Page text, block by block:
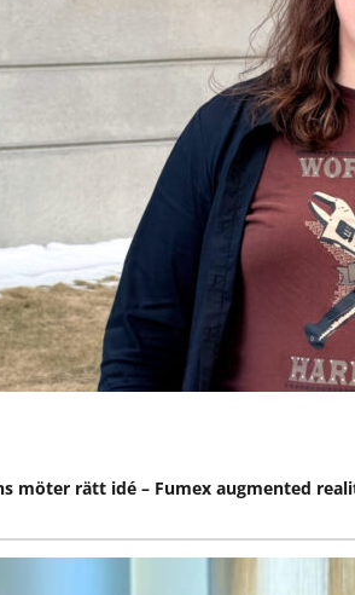
möter rätt idé – Fumex augmented